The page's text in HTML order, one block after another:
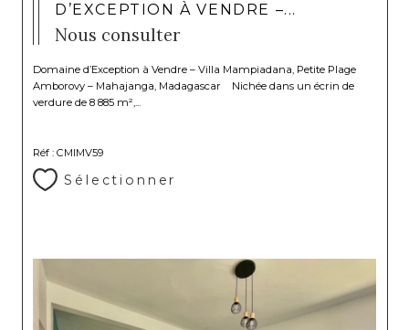
D’EXCEPTION À VENDRE –...
Nous consulter
Domaine d’Exception à Vendre – Villa Mampiadana, Petite Plage
Amborovy – Mahajanga, Madagascar Nichée dans un écrin de
verdure de 8 885 m²,...
Réf : CMIMV59
Sélectionner